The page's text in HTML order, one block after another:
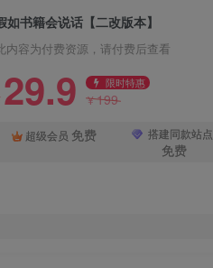
如书籍会说话【二改版本】
内容为付费资源，请付费后查看
29.9 限时特惠
¥199
超级会员 免费 搭建同款站点
免费